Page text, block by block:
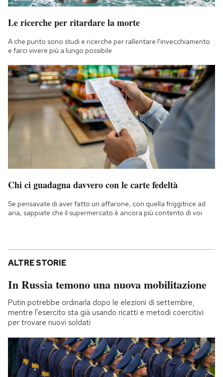
Le ricerche per ritardare la morte
A che punto sono studi e ricerche per rallentare l'invecchiamento
e farci vivere più a lungo possibile
Chi ci guadagna davvero con le carte fedeltà
Se pensavate di aver fatto un affarone, con quella friggitrice ad
aria, sappiate che il supermercato è ancora più contento di voi
ALTRE STORIE
In Russia temono una nuova mobilitazione
Putin potrebbe ordinarla dopo le elezioni di settembre,
mentre l'esercito sta già usando ricatti e metodi coercitivi
per trovare nuovi soldati